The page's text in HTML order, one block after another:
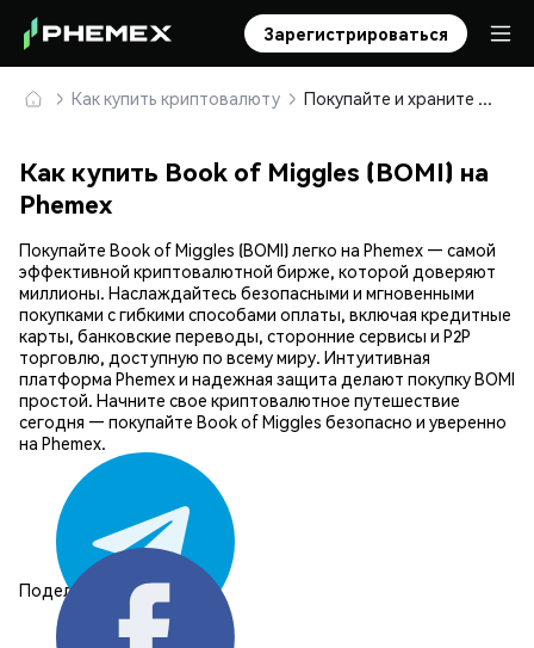
Зарегистрироваться
Как купить криптовалюту Покупайте и храните Book of Miggles (BOMI) безопасно
Как купить Book of Miggles (BOMI) на
Phemex
Покупайте Book of Miggles (BOMI) легко на Phemex — самой
эффективной криптовалютной бирже, которой доверяют
миллионы. Наслаждайтесь безопасными и мгновенными
покупками с гибкими способами оплаты, включая кредитные
карты, банковские переводы, сторонние сервисы и P2P
торговлю, доступную по всему миру. Интуитивная
платформа Phemex и надежная защита делают покупку BOMI
простой. Начните свое криптовалютное путешествие
сегодня — покупайте Book of Miggles безопасно и уверенно
на Phemex.
Поделиться: